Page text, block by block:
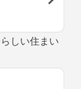
しい住まい